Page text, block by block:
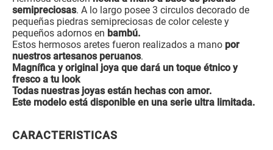
semipreciosas. A lo largo posee 3 circulos decorado de
pequeñas piedras semipreciosas de color celeste y
pequeños adornos en bambú.
Estos hermosos aretes fueron realizados a mano por
nuestros artesanos peruanos.
Magnífica y original joya que dará un toque étnico y
fresco a tu look
Todas nuestras joyas están hechas con amor.
Este modelo está disponible en una serie ultra limitada.
CARACTERISTICAS